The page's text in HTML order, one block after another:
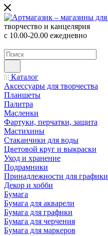
творчество и канцелярия
с 10.00-20.00 ежедневно
Каталог
Аксессуары для творчества
Планшеты
Палитра
Масленки
Фартуки, перчатки, защита
Мастихины
Стаканчики для воды
Цветовой круг и выкраски
Уход и хранение
Подрамники
Принадлежности для графики
Декор и хобби
Бумага
Бумага для акварели
Бумага для графики
Бумага для черчения
Бумага для маркеров